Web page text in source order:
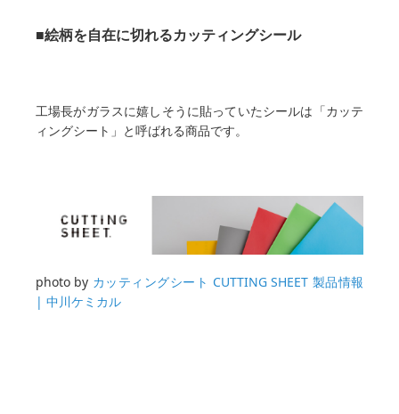
■絵柄を自在に切れるカッティングシール
工場長がガラスに嬉しそうに貼っていたシールは「カッテ
ィングシート」と呼ばれる商品です。
photo by カッティングシート CUTTING SHEET 製品情報
| 中川ケミカル